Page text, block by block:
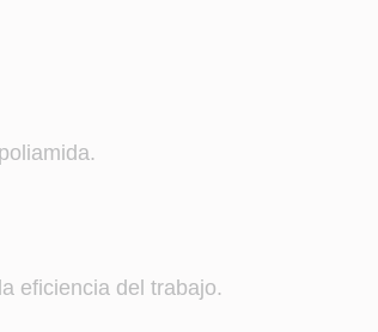
eficiencia del trabajo.